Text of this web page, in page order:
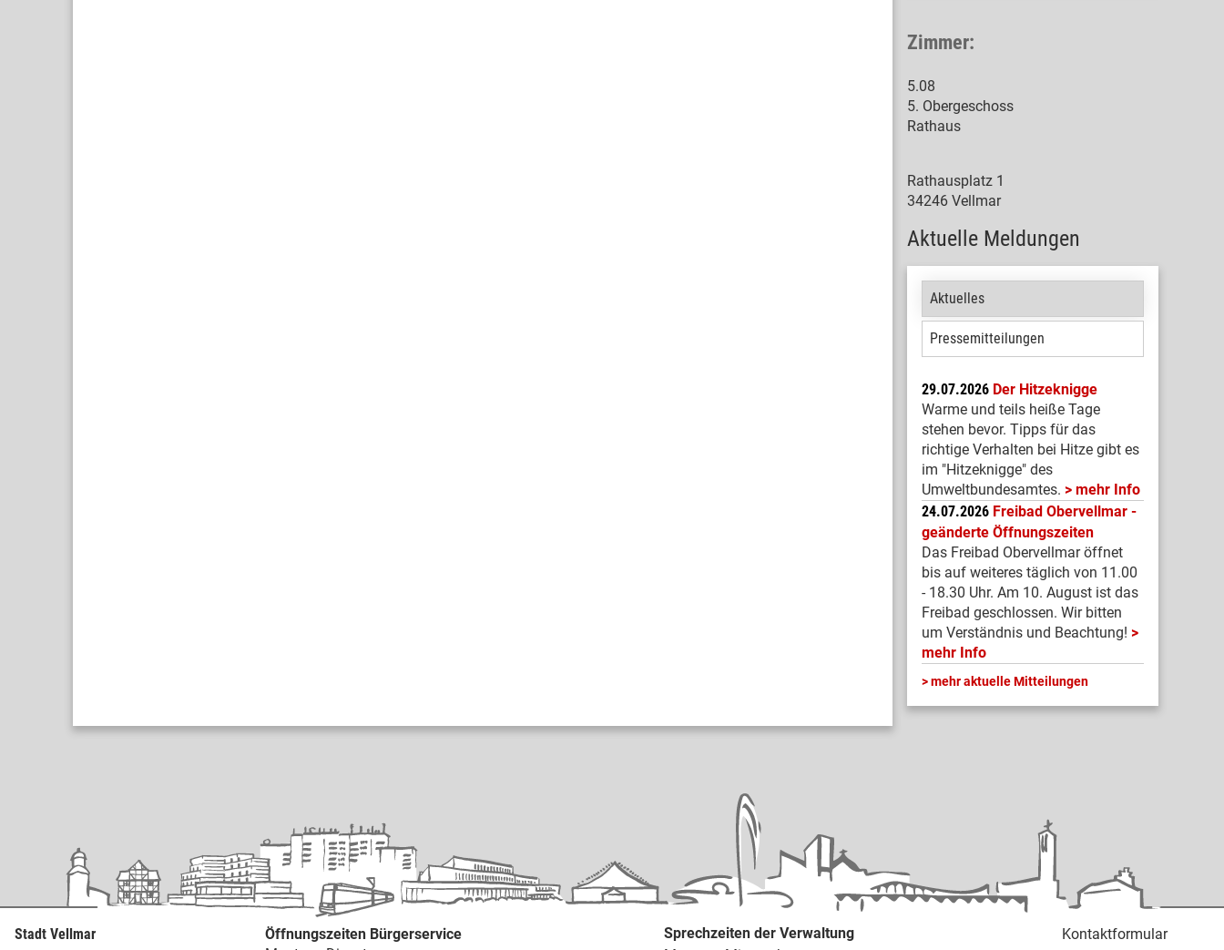
Zimmer:
5.08
5. Obergeschoss
Rathaus
Rathausplatz 1
34246 Vellmar
Aktuelle Meldungen
Aktuelles
Pressemitteilungen
29.07.2026 Der Hitzeknigge
Warme und teils heiße Tage
stehen bevor. Tipps für das
richtige Verhalten bei Hitze gibt es
im "Hitzeknigge" des
Umweltbundesamtes.
mehr Info
24.07.2026 Freibad Obervellmar -
geänderte Öffnungszeiten
Das Freibad Obervellmar öffnet
bis auf weiteres täglich von 11.00
- 18.30 Uhr. Am 10. August ist das
Freibad geschlossen. Wir bitten
um Verständnis und Beachtung!
mehr Info
mehr aktuelle Mitteilungen
Stadt Vellmar
Öffnungszeiten Bürgerservice
Sprechzeiten der Verwaltung
Kontaktformular